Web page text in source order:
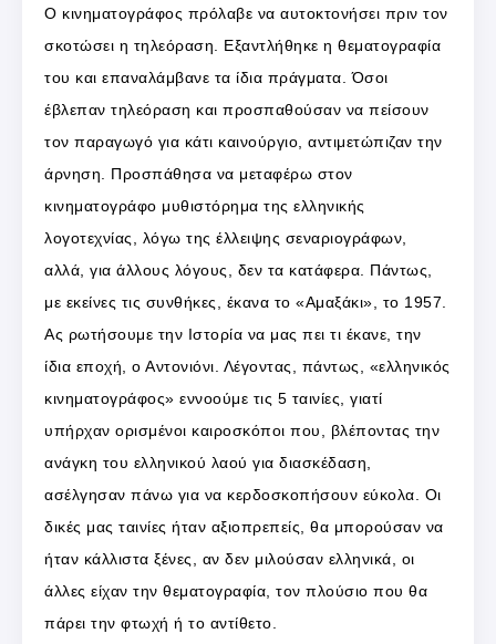
Ο κινηματογράφος πρόλαβε να αυτοκτονήσει πριν τον
σκοτώσει η τηλεόραση. Εξαντλήθηκε η θεματογραφία
του και επαναλάμβανε τα ίδια πράγματα. Όσοι
έβλεπαν τηλεόραση και προσπαθούσαν να πείσουν
τον παραγωγό για κάτι καινούργιο, αντιμετώπιζαν την
άρνηση. Προσπάθησα να μεταφέρω στον
κινηματογράφο μυθιστόρημα της ελληνικής
λογοτεχνίας, λόγω της έλλειψης σεναριογράφων,
αλλά, για άλλους λόγους, δεν τα κατάφερα. Πάντως,
με εκείνες τις συνθήκες, έκανα το «Αμαξάκι», το 1957.
Ας ρωτήσουμε την Ιστορία να μας πει τι έκανε, την
ίδια εποχή, ο Αντονιόνι. Λέγοντας, πάντως, «ελληνικός
κινηματογράφος» εννοούμε τις 5 ταινίες, γιατί
υπήρχαν ορισμένοι καιροσκόποι που, βλέποντας την
ανάγκη του ελληνικού λαού για διασκέδαση,
ασέλγησαν πάνω για να κερδοσκοπήσουν εύκολα. Οι
δικές μας ταινίες ήταν αξιοπρεπείς, θα μπορούσαν να
ήταν κάλλιστα ξένες, αν δεν μιλούσαν ελληνικά, οι
άλλες είχαν την θεματογραφία, τον πλούσιο που θα
πάρει την φτωχή ή το αντίθετο.